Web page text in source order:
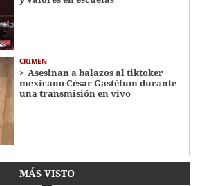
CRIMEN
Asesinan a balazos al tiktoker
mexicano César Gastélum durante
una transmisión en vivo
MÁS VISTO